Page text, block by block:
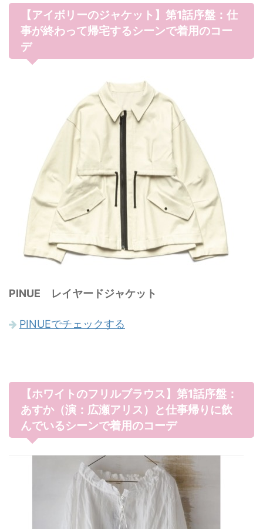
【アイボリーのジャケット】第1話序盤：仕
事が終わって帰宅するシーンで着用のコー
デ
PINUE レイヤードジャケット
PINUEでチェックする
【ホワイトのフリルブラウス】第1話序盤：
あすか（演：広瀬アリス）と仕事帰りに飲
んでいるシーンで着用のコーデ